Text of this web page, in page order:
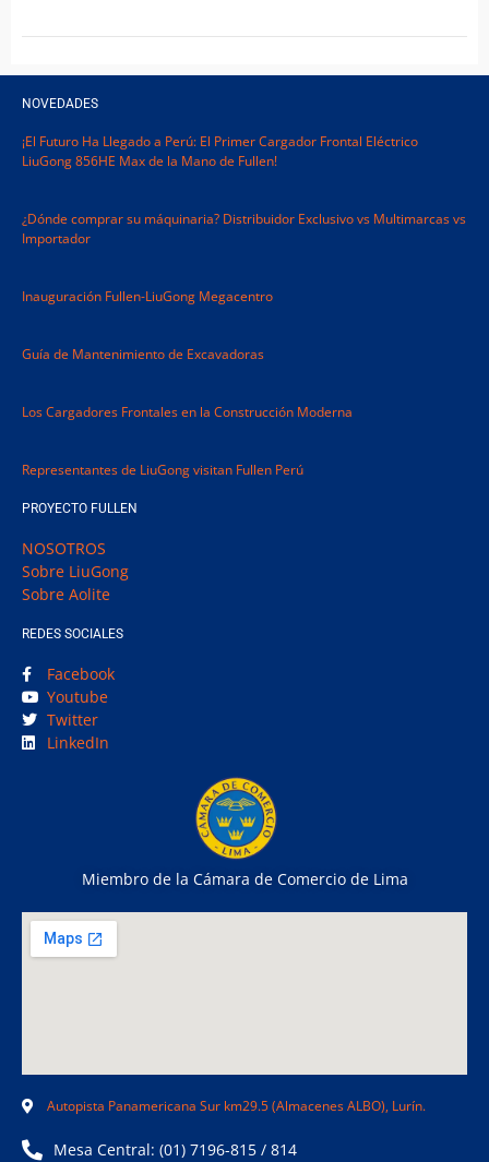
NOVEDADES
¡El Futuro Ha Llegado a Perú: El Primer Cargador Frontal Eléctrico
LiuGong 856HE Max de la Mano de Fullen!
¿Dónde comprar su máquinaria? Distribuidor Exclusivo vs Multimarcas vs
Importador
Inauguración Fullen-LiuGong Megacentro
Guía de Mantenimiento de Excavadoras​
Los Cargadores Frontales en la Construcción Moderna
Representantes de LiuGong visitan Fullen Perú
PROYECTO FULLEN
NOSOTROS
Sobre LiuGong
Sobre Aolite
REDES SOCIALES
Facebook
Youtube
Twitter
LinkedIn
Miembro de la Cámara de Comercio de Lima
Autopista Panamericana Sur km29.5 (Almacenes ALBO), Lurín.
Mesa Central: (01) 7196-815 / 814